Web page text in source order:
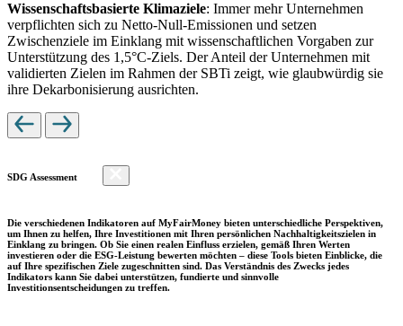
Wissenschaftsbasierte Klimaziele: Immer mehr Unternehmen
verpflichten sich zu Netto-Null-Emissionen und setzen
Zwischenziele im Einklang mit wissenschaftlichen Vorgaben zur
Unterstützung des 1,5°C-Ziels. Der Anteil der Unternehmen mit
validierten Zielen im Rahmen der SBTi zeigt, wie glaubwürdig sie
ihre Dekarbonisierung ausrichten.
SDG Assessment
Die verschiedenen Indikatoren auf MyFairMoney bieten unterschiedliche Perspektiven,
um Ihnen zu helfen, Ihre Investitionen mit Ihren persönlichen Nachhaltigkeitszielen in
Einklang zu bringen. Ob Sie einen realen Einfluss erzielen, gemäß Ihren Werten
investieren oder die ESG-Leistung bewerten möchten – diese Tools bieten Einblicke, die
auf Ihre spezifischen Ziele zugeschnitten sind. Das Verständnis des Zwecks jedes
Indikators kann Sie dabei unterstützen, fundierte und sinnvolle
Investitionsentscheidungen zu treffen.